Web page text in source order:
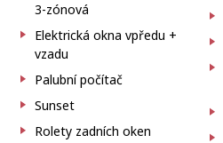
3-zónová
Elektrická okna vpředu +
vzadu
Palubní počítač
Sunset
Rolety zadních oken